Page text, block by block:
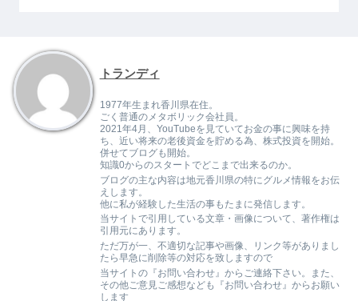
トランディ
1977年生まれ香川県在住。
ごく普通のメタボリック会社員。
2021年4月、YouTubeを見ていてお金の事に興味を持
ち、近い将来の老後資金を貯める為、株式投資を開始。
併せてブログも開始。
知識0からのスタートでどこまで出来るのか。
ブログの主な内容は地元香川県の特にグルメ情報をお伝
えします。
他に私が経験した生活の事もたまに発信します。
当サイトで引用している文章・画像について、著作権は
引用元にあります。
ただ万が一、不適切な記事や画像、リンク等がありまし
たら早急に削除等の対応を致しますので
当サイトの『お問い合わせ』からご連絡下さい。また、
その他ご意見ご感想なども『お問い合わせ』からお願い
します